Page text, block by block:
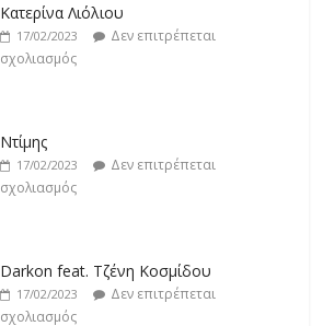
Κατερίνα Λιόλιου
17/02/2023
Δεν επιτρέπεται
σχολιασμός
Ντίμης
17/02/2023
Δεν επιτρέπεται
σχολιασμός
Darkon feat. Τζένη Κοσμίδου
17/02/2023
Δεν επιτρέπεται
σχολιασμός